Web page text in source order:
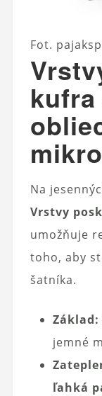
Fot.
kufra
Na
Vrstvy
umožňuje
toho, aby
šatníka.
Základ:
jemné
ľahká